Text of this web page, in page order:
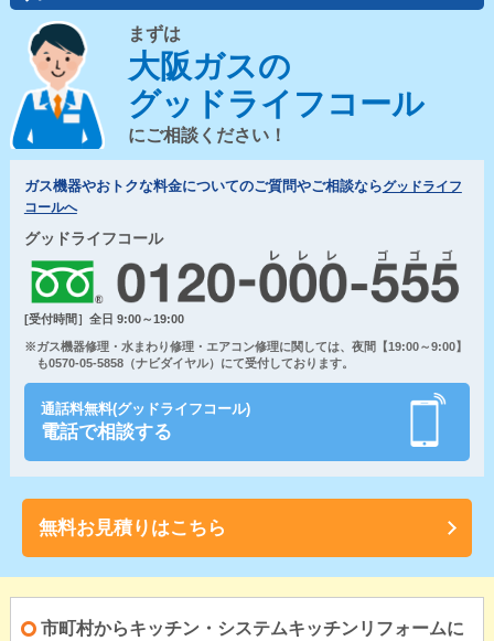
まずは
大阪ガスの
グッドライフコール
にご相談ください！
ガス機器やおトクな料金についてのご質問やご相談ならグッドライフ
コールへ
グッドライフコール
[受付時間］全日 9:00～19:00
※ガス機器修理・水まわり修理・エアコン修理に関しては、夜間【19:00～9:00】
も0570-05-5858（ナビダイヤル）にて受付しております。
通話料無料(グッドライフコール)
電話で相談する
無料お見積りはこちら
市町村からキッチン・システムキッチンリフォームに